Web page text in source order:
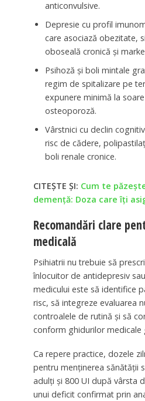
anticonvulsive.
Depresie cu profil
care asociază obezitate,
oboseală cronică și
Psihoză și boli mintale
regim de spitalizare pe
expunere minimă la
osteoporoză.
Vârstnici cu declin
risc de cădere,
boli renale cronice.
CITEȘTE ȘI: Cum te
demență: Doza care îți
Recomandări clare
medicală
Psihiatrii nu trebuie să
înlocuitor de antidepresiv
medicului este să identifice
risc, să integreze evaluarea
controalele de rutină și să
conform ghidurilor medicale
Ca repere practice, dozele
pentru menținerea sănătății
adulți și 800 UI după vârsta
unui deficit confirmat prin